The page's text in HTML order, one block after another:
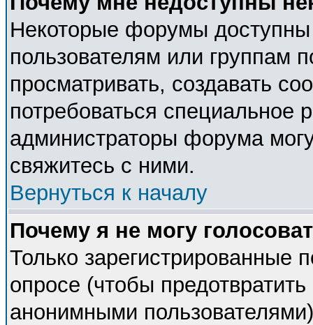
Некоторые форумы
пользователям или группам
просматривать, создавать
потребоваться
администраторы форума
свяжитесь с ними.
Вернуться к началу
Почему я не могу
Только зарегистрированные
опросе (чтобы предотвратить
анонимными